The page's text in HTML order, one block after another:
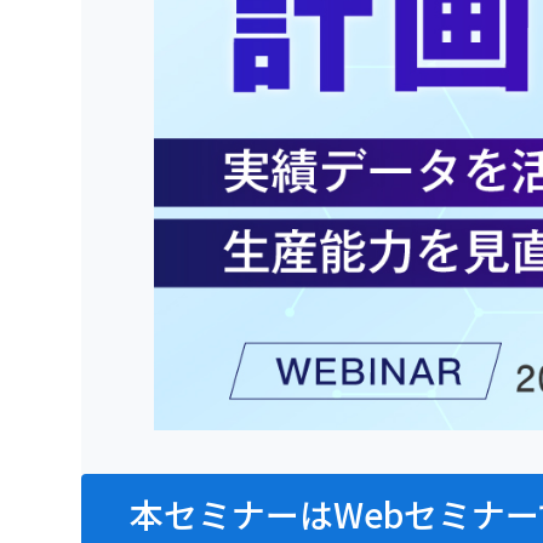
本セミナーはWebセミナ